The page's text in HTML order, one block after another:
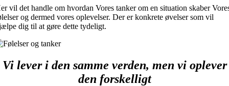
vil det handle om hvordan Vores tanker om en situation skaber
og dermed vores oplevelser. Der er konkrete øvelser som vil
dig til at gøre dette tydeligt.
Vi leveri den samme verden, men vi oplever
den forskelligt